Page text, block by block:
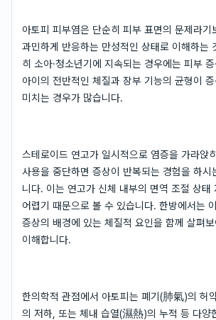
아토피 피부염은 단순히 피부 표면의 문제라기
과민하게 반응하는 만성적인 상태로 이해하는
히 소아·청소년기에 지속되는 경우에는 피부
아이의 전반적인 체질과 장부 기능의 균형이
미치는 경우가 많습니다.
스테로이드 연고가 일시적으로 염증을 가라앉
사용을 중단하면 증상이 반복되는 경험을 하시
니다. 이는 연고가 신체 내부의 면역 조절 상태
어렵기 때문으로 볼 수 있습니다. 한방에서는
증상의 배경에 있는 체질적 요인을 함께 살펴
이해합니다.
한의학적 관점에서 아토피는 폐기(肺氣)의 허
의 저하, 또는 체내 습열(濕熱)의 누적 등 다양